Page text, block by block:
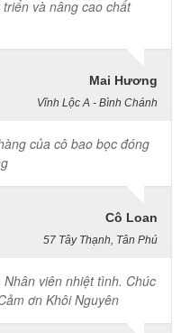
Vĩnh Lộc A - Bình Chánh
57 Tây Thạnh, Tân Phú
ơn Khôi Nguyên